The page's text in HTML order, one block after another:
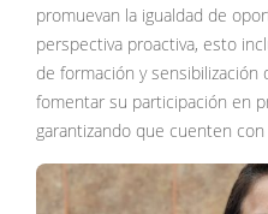
promuevan la igualdad de
perspectiva proactiva, esto
de formación y
fomentar su participación en
garantizando que cuenten